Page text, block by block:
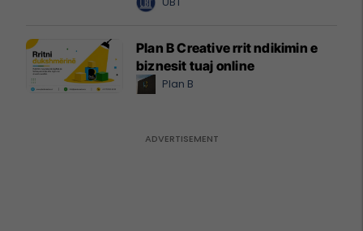
Plan B Creative rrit ndikimin e
biznesit tuaj online
Plan B